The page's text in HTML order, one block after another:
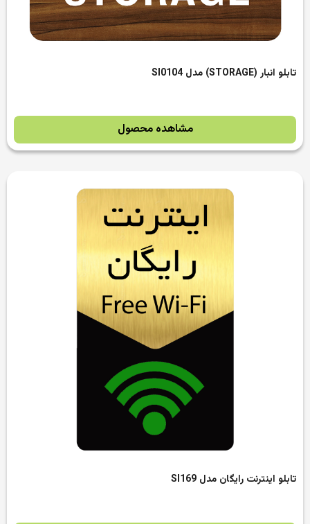
تابلو انبار (STORAGE) مدل SI0104
مشاهده محصول
تابلو اینترنت رایگان مدل SI169